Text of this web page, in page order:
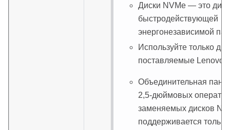
Диски NVMe — это
быстродействующей
энергонезависимой
Используйте только
поставляемые Lenovo.
Объединительная
2,5-дюймовых
заменяемых дисков
поддерживается